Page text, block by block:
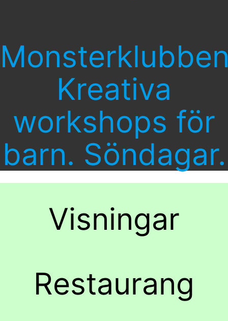
Kreativa
workshops för
barn. Söndagar.
Visningar
Restaurang